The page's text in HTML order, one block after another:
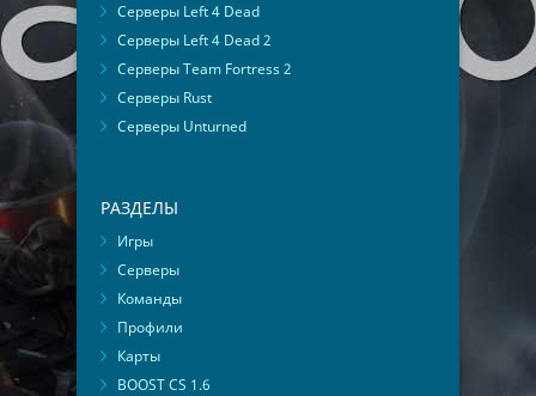
Серверы Left 4 Dead
Серверы Left 4 Dead 2
Серверы Team Fortress 2
Серверы Rust
Серверы Unturned
РАЗДЕЛЫ
Игры
Серверы
Команды
Профили
Карты
BOOST CS 1.6